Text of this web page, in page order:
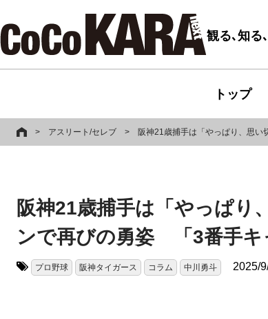
観る､知る
トップ
> アスリート/セレブ > 阪神21歳捕手は「やっぱり、思
阪神21歳捕手は「やっぱり
ンで再びの勇姿 「3番手キ
プロ野球 阪神タイガース コラム 中川勇斗 2025/